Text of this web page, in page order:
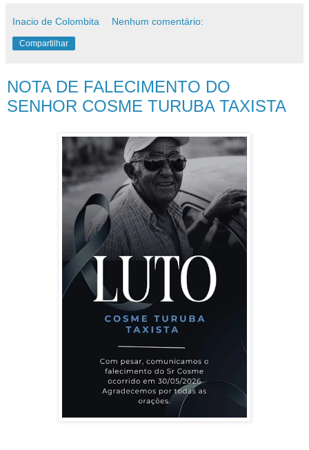
Inacio de Colombita Nenhum comentário:
Compartilhar
NOTA DE FALECIMENTO DO
SENHOR COSME TURUBA TAXISTA